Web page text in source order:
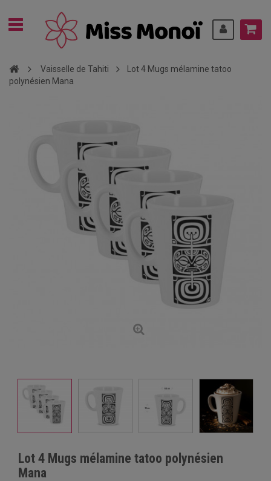
Vaisselle de Tahiti
Lot 4 Mugs mélamine tatoo
polynésien Mana
Lot 4 Mugs mélamine tatoo polynésien
Mana